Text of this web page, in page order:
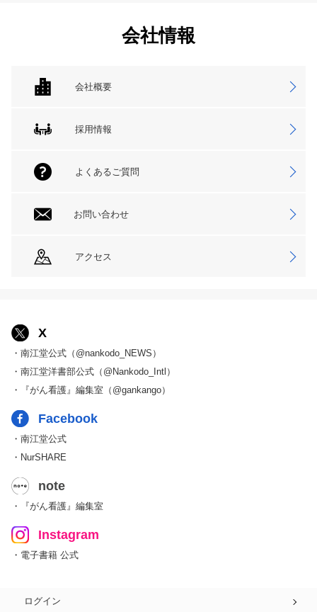
会社情報
会社概要
採用情報
よくあるご質問
お問い合わせ
アクセス
X
・南江堂公式（@nankodo_NEWS）
・南江堂洋書部公式（@Nankodo_Intl）
・『がん看護』編集室（@gankango）
Facebook
・南江堂公式
・NurSHARE
note
・『がん看護』編集室
Instagram
・電子書籍 公式
ログイン